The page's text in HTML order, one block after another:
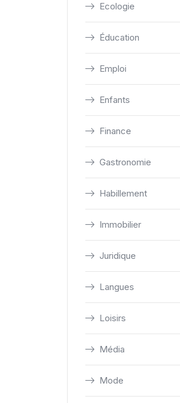
Ecologie
Éducation
Emploi
Enfants
Finance
Gastronomie
Habillement
Immobilier
Juridique
Langues
Loisirs
Média
Mode